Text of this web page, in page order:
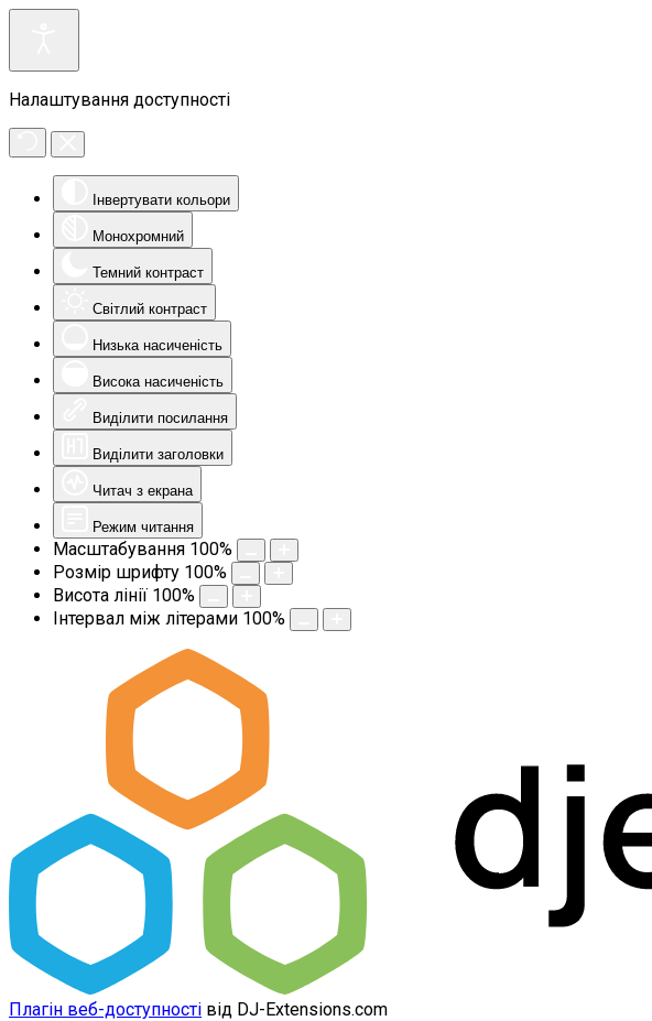
Налаштування доступності
Інвертувати кольори
Монохромний
Темний контраст
Світлий контраст
Низька насиченість
Висока насиченість
Виділити посилання
Виділити заголовки
Читач з екрана
Режим читання
Масштабування 100%
Розмір шрифту 100%
Висота лінії 100%
Інтервал між літерами 100%
Плагін веб-доступності від DJ-Extensions.com